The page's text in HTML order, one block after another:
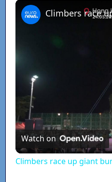
Watch on
Climbers race up giant